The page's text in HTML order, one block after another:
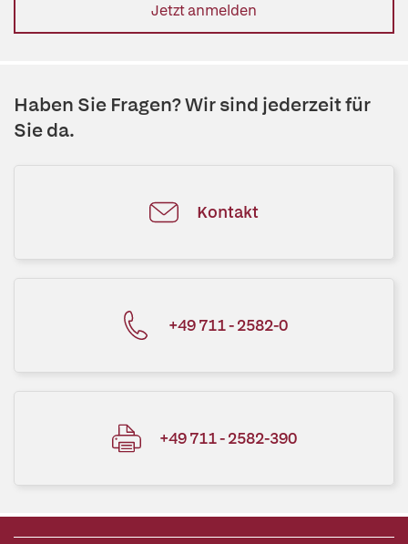
Jetzt anmelden
Haben Sie Fragen? Wir sind jederzeit für
Sie da.
Kontakt
+49 711 - 2582-0
+49 711 - 2582-390